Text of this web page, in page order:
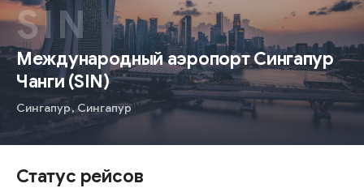
SIN
Международный аэропорт Сингапур
Чанги(SIN)
Сингапур,Сингапур
Статус рейсов